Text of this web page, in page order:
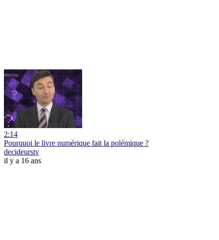
2:14
Pourquoi le livre numérique fait la polémique ?
decideurstv
il y a 16 ans